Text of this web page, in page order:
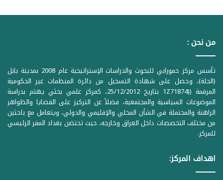
من نحن :
تأسس مركز حمورابي للبحوث والدراسات الإستراتيجية عام 2008 بمدينة بابل
(الحلة)، وحصل على شهادة التسجيل من دائرة المنظمات غير الحكومية
المرقمة ((1Z71874 بتاريخ 25/12/2012، كمركز علمي بحثي يهتم بدراسة
الموضوعات السياسية والمجتمعية، فضلاً عن التركيز على القضايا والظواهر
الراهنة والمحتملة في الشأن المحلي والإقليمي والدولي، ويتعامل مع باحثين
من مختلف التخصصات داخل العراق وخارجه، حيث تحتضن بغداد المقر الرئيسي
للمركز.
اهداف المركز: